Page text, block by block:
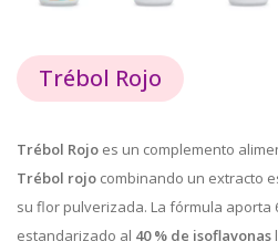
Trébol Rojo
Trébol Rojo es un complemento
Trébol rojo combinando un extracto
su flor pulverizada. La fórmula aporta
estandarizado al 40 % de isoflavonas